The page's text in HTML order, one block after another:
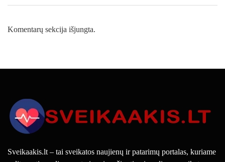
Komentarų sekcija išjungta.
Sveikaakis.lt – tai sveikatos naujienų ir patarimų portalas, kuriame